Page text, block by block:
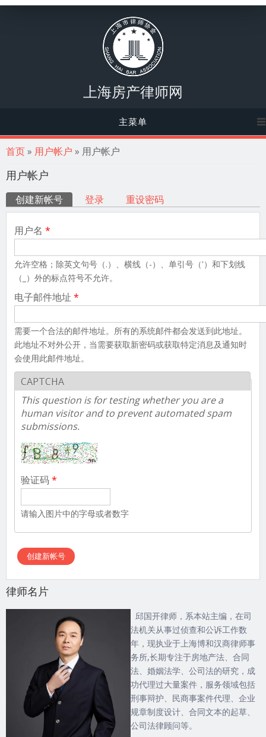
上海房产律师网
主菜单
你在这里
首页» 用户帐户 » 用户帐户
用户帐户
主标签
创建新帐号 （活动标签）
登录 重设密码
用户名 *
允许空格；除英文句号（.）、横线（-）、单引号（'）和下划线
（_）外的标点符号不允许。
电子邮件地址 *
需要一个合法的邮件地址。所有的系统邮件都会发送到此地址。
此地址不对外公开，当需要获取新密码或获取特定消息及通知时
会使用此邮件地址。
CAPTCHA
This question is for testing whether you are a
human visitor and to prevent automated spam
submissions.
验证码*
请输入图片中的字母或者数字
律师名片
邱国开律师，系本站主编，在司
法机关从事过侦查和公诉工作数
年，现执业于上海博和汉商律师事
务所,长期专注于房地产法、合同
法、婚姻法学、公司法的研究，成
功代理过大量案件，服务领域包括
刑事辩护、民商事案件代理、企业
规章制度设计、合同文本的起草、
公司法律顾问等。